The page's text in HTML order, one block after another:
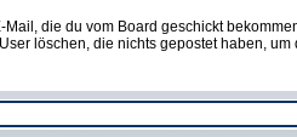
die du vom Board geschickt
löschen, die nichts gepostet haben,